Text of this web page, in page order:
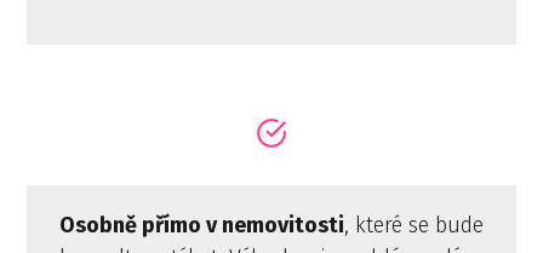
Osobně přímo v nemovitosti, které se bude